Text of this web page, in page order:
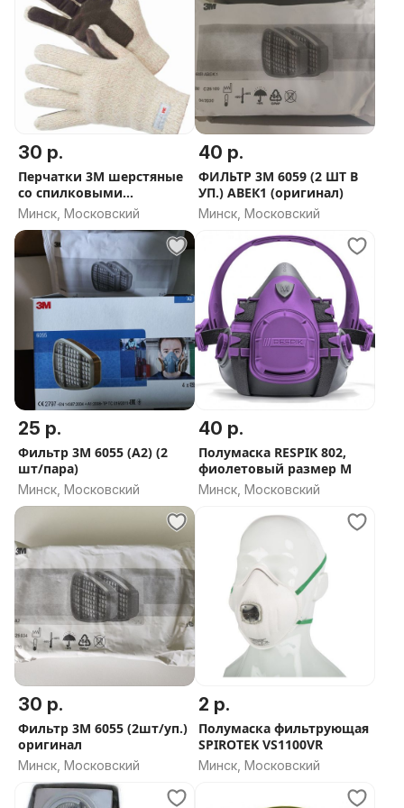
30 р.
Перчатки 3М шерстяные
со спилковыми
накладками
Минск, Московский
40 р.
ФИЛЬТР 3М 6059 (2 ШТ В
УП.) AВЕК1 (оригинал)
Минск, Московский
25 р.
Фильтр 3М 6055 (А2) (2
шт/пара)
Минск, Московский
40 р.
Полумаска RESPIK 802,
фиолетовый размер М
Минск, Московский
30 р.
Фильтр 3М 6055 (2шт/уп.)
оригинал
Минск, Московский
2 р.
Полумаска фильтрующая
SPIROTEK VS1100VR
Минск, Московский